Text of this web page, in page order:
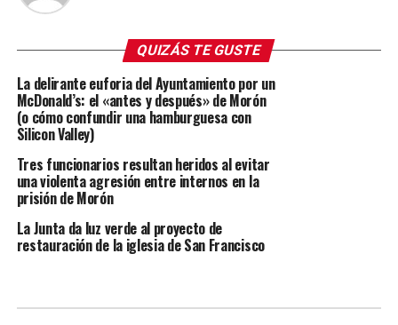
QUIZÁS TE GUSTE
La delirante euforia del Ayuntamiento por un
McDonald’s: el «antes y después» de Morón
(o cómo confundir una hamburguesa con
Silicon Valley)
Tres funcionarios resultan heridos al evitar
una violenta agresión entre internos en la
prisión de Morón
La Junta da luz verde al proyecto de
restauración de la iglesia de San Francisco